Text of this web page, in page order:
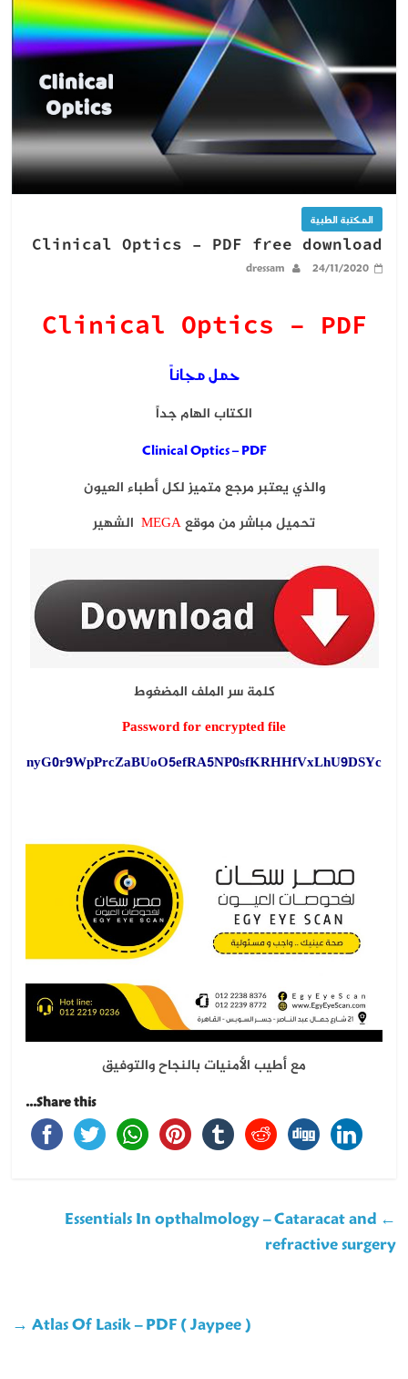
المكتبة الطبية
Clinical Optics – PDF free download
24/11/2020
dressam
Clinical Optics – PDF
حمل مجاناً
الكتاب الهام جداً
Clinical Optics – PDF
والذي يعتبر مرجع متميز لكل أطباء العيون
تحميل مباشر من موقعMEGA الشهير
كلمة سر الملف المضغوط
Password for encrypted file
nyG0r9WpPrcZaBUoO5efRA5NP0sfKRHHfVxLhU9DSYc
مع أطيب الأمنيات بالنجاح والتوفيق
Share this...
←
Essentials In opthalmology – Cataracat and
refractive surgery
Atlas Of Lasik – PDF ( Jaypee )
→